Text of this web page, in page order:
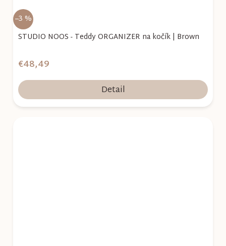
–3 %
STUDIO NOOS - Teddy ORGANIZER na kočík | Brown
€48,49
Detail